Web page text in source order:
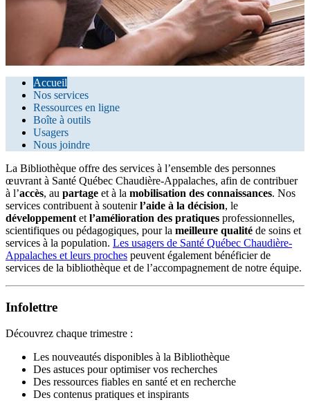
Accueil
Nos services
Ressources en ligne
Boîte à outils
Usagers
Nous joindre
La Bibliothèque offre des services à l’ensemble des personnes
œuvrant à Santé Québec Chaudière-Appalaches, afin de contribuer
à l’accès, au partage et à la mobilisation des connaissances. Nos
services contribuent à soutenirl’aide à la décision, le
développement et l’amélioration des pratiques professionnelles,
scientifiques ou pédagogiques, pour la meilleure qualité de soins et
services à la population. Les usagers de Santé Québec Chaudière-
Appalaches et leurs proches peuvent également bénéficier de
services de la bibliothèque et de l’accompagnement de notre équipe.
Infolettre
Découvrez chaque trimestre :
Les nouveautés disponibles à la Bibliothèque
Des astuces pour optimiser vos recherches
Des ressources fiables en santé et en recherche
Des contenus pratiques et inspirants